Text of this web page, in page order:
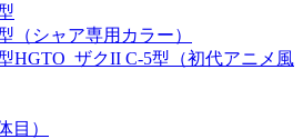
（シャア専用カラー）
HGTO_ザクII C-5型（初代アニメ風
目）